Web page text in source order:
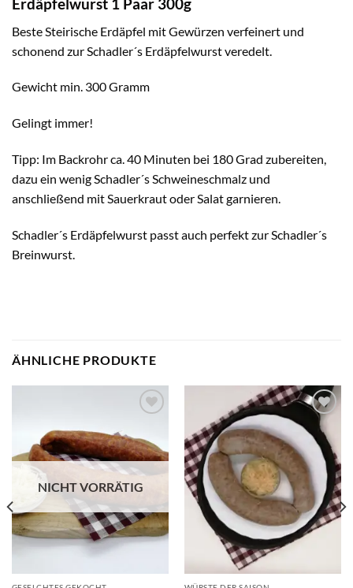
Beste Steirische Erdäpfel mit Gewürzen verfeinert und
schonend zur Schadler´s Erdäpfelwurst veredelt.
Gewicht min. 300 Gramm
Gelingt immer!
Tipp: Im Backrohr ca. 40 Minuten bei 180 Grad zubereiten,
dazu ein wenig Schadler´s Schweineschmalz und
anschließend mit Sauerkraut oder Salat garnieren.
Schadler´s Erdäpfelwurst passt auch perfekt zur Schadler´s
Breinwurst.
ÄHNLICHE PRODUKTE
wishlist
NICHT VORRÄTIG
Add to
wishlist